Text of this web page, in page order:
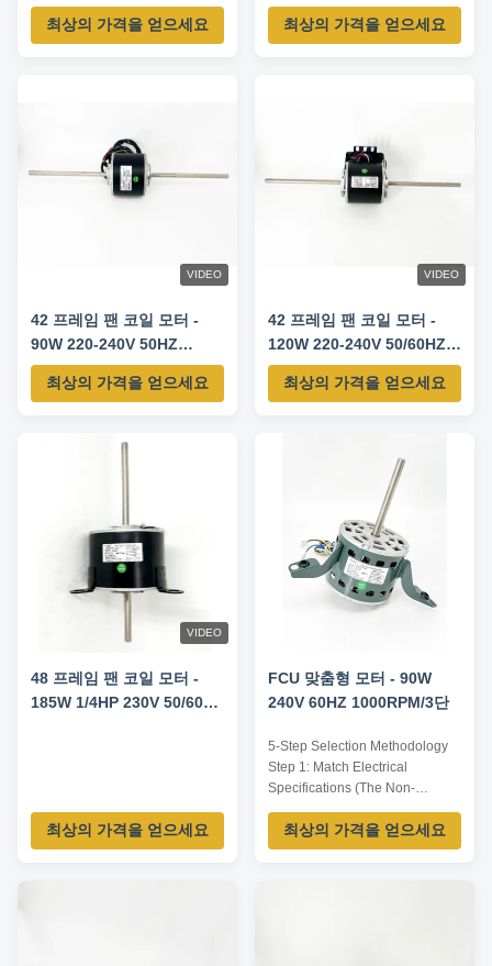
1330RPM / 3SPD
최상의 가격을 얻으세요
1300RPM/3단
최상의 가격을 얻으세요
VIDEO
42 프레임 팬 코일 모터 -
90W 220-240V 50HZ
1330RPM/4SPD
최상의 가격을 얻으세요
VIDEO
42 프레임 팬 코일 모터 -
120W 220-240V 50/60HZ
1300RPM / 3SPD
최상의 가격을 얻으세요
VIDEO
48 프레임 팬 코일 모터 -
185W 1/4HP 230V 50/60HZ
최상의 가격을 얻으세요
FCU 맞춤형 모터 - 90W
240V 60HZ 1000RPM/3단
5-Step Selection Methodology
Step 1: Match Electrical
Specifications (The Non-
Negotiables) First, locate the
nameplate on your existing
motor. This is your most
최상의 가격을 얻으세요